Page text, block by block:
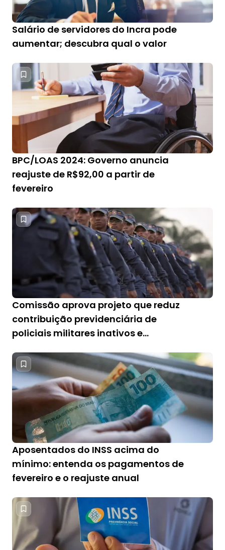
Salário de servidores do Incra pode
aumentar; descubra qual o valor
BPC/LOAS 2024: Governo anuncia
reajuste de R$92,00 a partir de
fevereiro
Comissão aprova projeto que reduz
contribuição previdenciária de
policiais militares inativos e
Aposentados do INSS acima do
mínimo: entenda os pagamentos de
fevereiro e o reajuste anual